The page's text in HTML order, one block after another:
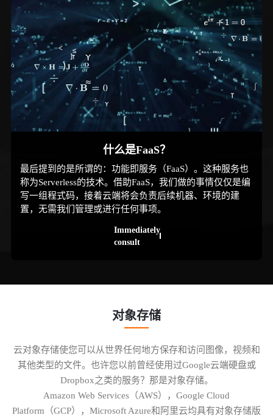
什么是FaaS？
最后提到的是所谓的：功能即服务（FaaS）。这种服务也
称为Serverless的技术。借助FaaS，我们做的事情仅仅是编
写一组程式码，接着云端将会负责后续机器、环境的建
置，无需我们管理或进行任何事项。
Immediately
consult
对象存储
云对象存储使您可以从世界任何地方保存和访问图像，视频和
其他类型的文件。也许您以前曾经使用过Google云端硬盘或
Dropbox之类的服务？那是对象存储。
Amazon Web Services（AWS），Google Cloud
Platform（GCP），Microsoft Azure和阿里云均具有对象存储版